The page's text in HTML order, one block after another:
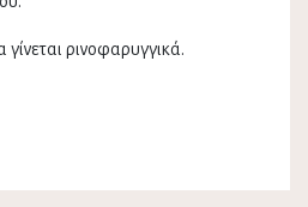
ρινοφαρυγγικά.